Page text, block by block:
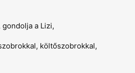
a Lizi,
költőszobrokkal,